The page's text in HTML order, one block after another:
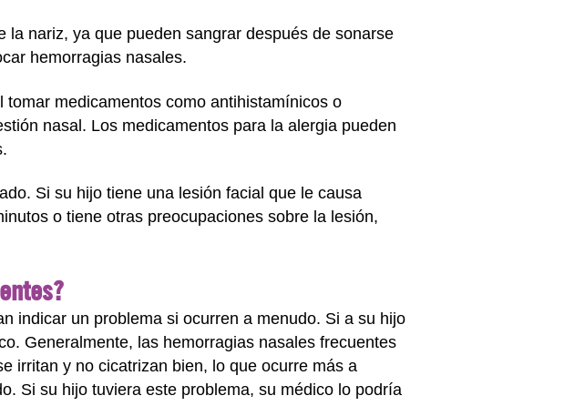
la nariz, ya que pueden sangrar después de sonarse
hemorragias nasales.
medicamentos como antihistamínicos o
nasal. Los medicamentos para la alergia pueden
Si su hijo tiene una lesión facial que le causa
o tiene otras preocupaciones sobre la lesión,
indicar un problema si ocurren a menudo. Si a su hijo
Generalmente, las hemorragias nasales frecuentes
irritan y no cicatrizan bien, lo que ocurre más a
Si su hijo tuviera este problema, su médico lo podría